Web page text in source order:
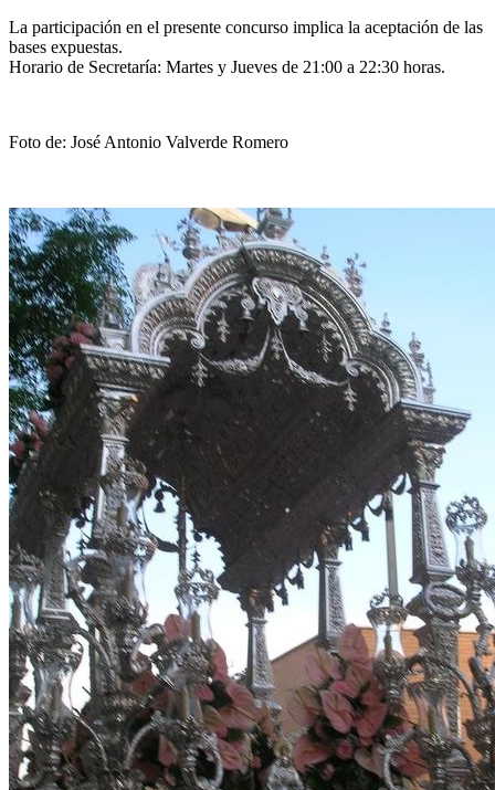
La participación en el presente concurso implica la aceptación de las
bases expuestas.
Horario de Secretaría: Martes y Jueves de 21:00 a 22:30 horas.
Foto de: José Antonio Valverde Romero